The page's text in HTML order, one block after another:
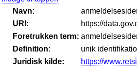
Navn:
URI:
https://
Foretrukken term:
Definition:
unik
Juridisk kilde:
https://